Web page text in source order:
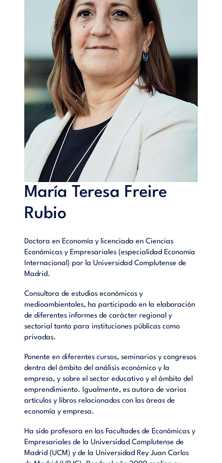
María Teresa Freire
Rubio
Doctora en Economía y licenciada en Ciencias
Económicas y Empresariales (especialidad Economía
Internacional) por la Universidad Complutense de
Madrid.
Consultora de estudios económicos y
medioambientales, ha participado en la elaboración
de diferentes informes de carácter regional y
sectorial tanto para instituciones públicas como
privadas.
Ponente en diferentes cursos, seminarios y congresos
dentro del ámbito del análisis económico y la
empresa, y sobre el sector educativo y el ámbito del
emprendimiento. Igualmente, es autora de varios
artículos y libros relacionados con las áreas de
economía y empresa.
Ha sido profesora en las Facultades de Económicas y
Empresariales de la Universidad Complutense de
Madrid (UCM) y de la Universidad Rey Juan Carlos